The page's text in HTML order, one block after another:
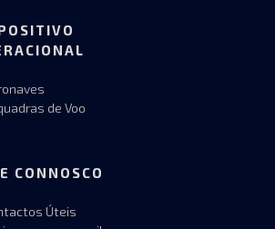
de Voo
CONNOSCO
Úteis